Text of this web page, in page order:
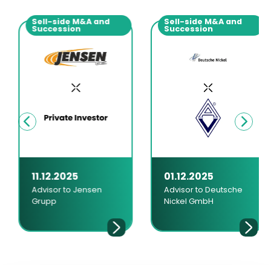
Sell-side M&A and
Succession
11.12.2025
Advisor to Jensen
Grupp
Sell-side M&A and
Succession
01.12.2025
Advisor to Deutsche
Nickel GmbH